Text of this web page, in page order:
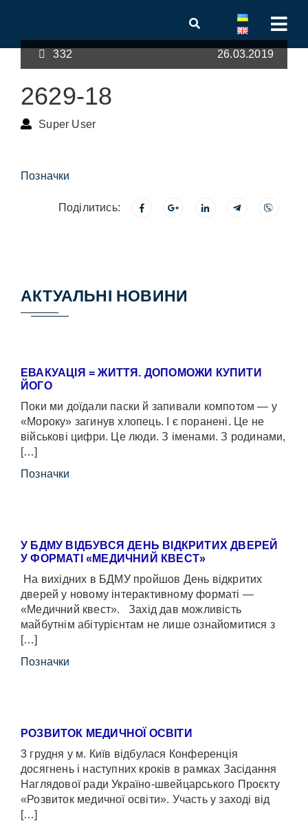
332 26.03.2019
2629-18
Super User
Позначки
Поділитись:
АКТУАЛЬНІ НОВИНИ
ЕВАКУАЦІЯ = ЖИТТЯ. ДОПОМОЖИ КУПИТИ
ЙОГО
Поки ми доїдали паски й запивали компотом — у
«Мороку» загинув хлопець. І є поранені. Це не
військові цифри. Це люди. З іменами. З родинами,
[…]
Позначки
У БДМУ ВІДБУВСЯ ДЕНЬ ВІДКРИТИХ ДВЕРЕЙ
У ФОРМАТІ «МЕДИЧНИЙ КВЕСТ»
На вихідних в БДМУ пройшов День відкритих
дверей у новому інтерактивному форматі —
«Медичний квест». Захід дав можливість
майбутнім абітурієнтам не лише ознайомитися з
[…]
Позначки
РОЗВИТОК МЕДИЧНОЇ ОСВІТИ
3 грудня у м. Київ відбулася Конференція
досягнень і наступних кроків в рамках Засідання
Наглядової ради Україно-швейцарського Проєкту
«Розвиток медичної освіти». Участь у заході від
[…]